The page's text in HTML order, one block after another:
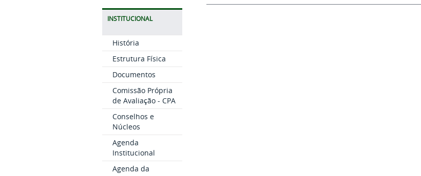
INSTITUCIONAL
História
Estrutura Física
Documentos
Comissão Própria
de Avaliação - CPA
Conselhos e
Núcleos
Agenda
Institucional
Agenda da